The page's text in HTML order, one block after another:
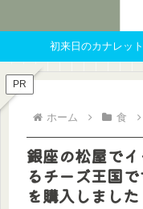
初来日のカナレッ
PR
ホーム 食
銀座の松屋で
るチーズ王国
を購入しました